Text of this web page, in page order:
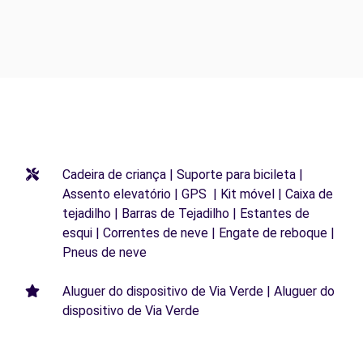
Cadeira de criança | Suporte para bicileta |
Assento elevatório | GPS | Kit móvel | Caixa de
tejadilho | Barras de Tejadilho | Estantes de
esqui | Correntes de neve | Engate de reboque |
Pneus de neve
Aluguer do dispositivo de Via Verde | Aluguer do
dispositivo de Via Verde